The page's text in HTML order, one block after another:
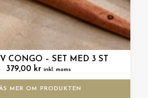
CONGO – SET MED 3 ST
379,00 kr inkl. moms
MER OM PRODUKTEN